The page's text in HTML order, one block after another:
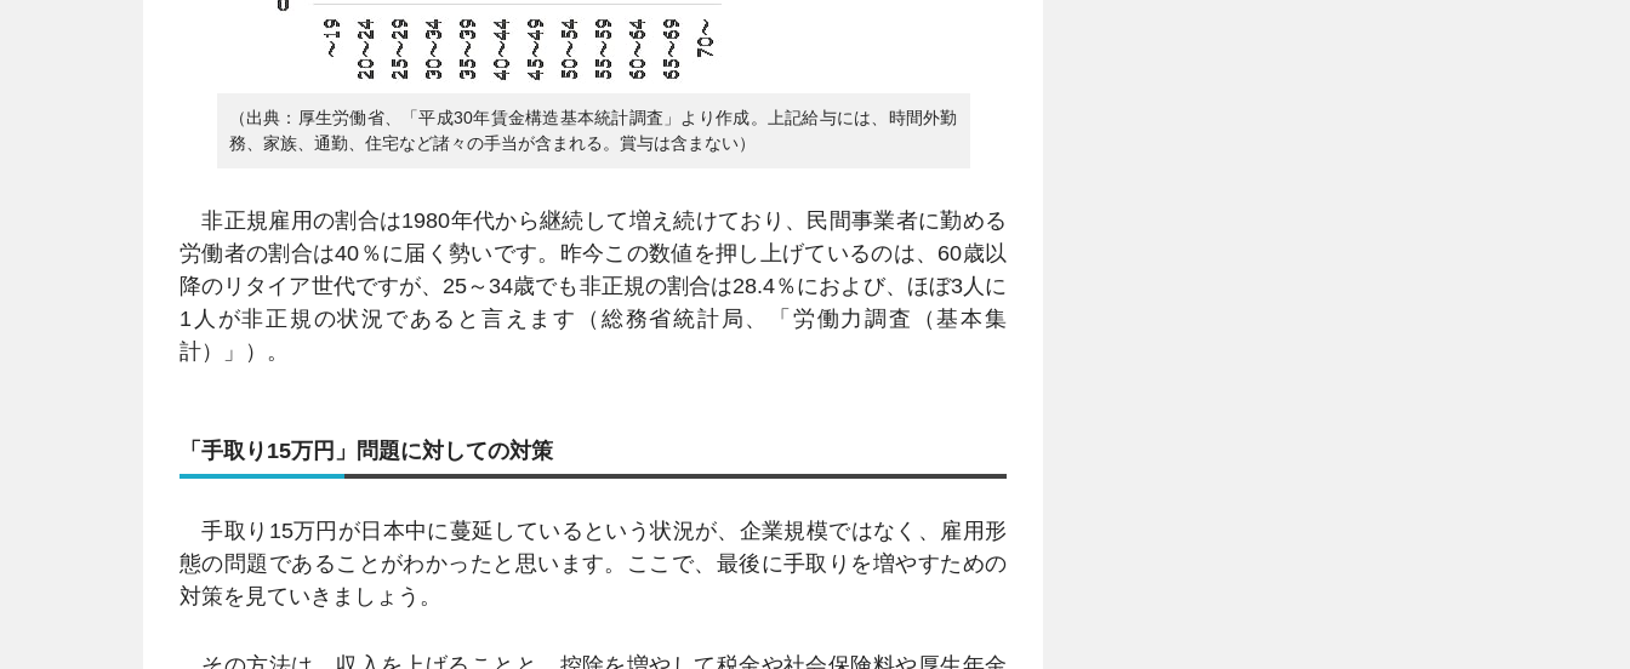
（出典：厚生労働省、「平成30年賃金構造基本統計調査」より作成。上記給与には、時間外勤
務、家族、通勤、住宅など諸々の手当が含まれる。賞与は含まない）
非正規雇用の割合は1980年代から継続して増え続けており、民間事業者に勤める
労働者の割合は40％に届く勢いです。昨今この数値を押し上げているのは、60歳以
降のリタイア世代ですが、25～34歳でも非正規の割合は28.4％におよび、ほぼ3人に
1人が非正規の状況であると言えます（総務省統計局、「労働力調査（基本集
計）」）。
「手取り15万円」問題に対しての対策
手取り15万円が日本中に蔓延しているという状況が、企業規模ではなく、雇用形
態の問題であることがわかったと思います。ここで、最後に手取りを増やすための
対策を見ていきましょう。